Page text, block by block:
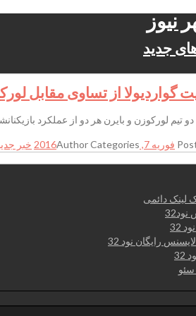
نیوز
جدید
گواردیولا از تساوی مقابل
دو تیم لورکوزن و بایرن هر دو از عملکرد
فوریه 7, 2016 AuthorCategories خبر
لینک دائمی
32
رایگان نود 32
سئو